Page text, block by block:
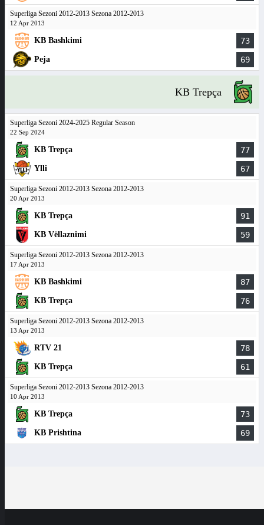
Superliga Sezoni 2012-2013 Sezona 2012-2013
12 Apr 2013
KB Bashkimi 73
Peja 69
KB Trepça
Superliga Sezoni 2024-2025 Regular Season
22 Sep 2024
KB Trepça 77
Ylli 67
Superliga Sezoni 2012-2013 Sezona 2012-2013
20 Apr 2013
KB Trepça 91
KB Vëllaznimi 59
Superliga Sezoni 2012-2013 Sezona 2012-2013
17 Apr 2013
KB Bashkimi 87
KB Trepça 76
Superliga Sezoni 2012-2013 Sezona 2012-2013
13 Apr 2013
RTV 21 78
KB Trepça 61
Superliga Sezoni 2012-2013 Sezona 2012-2013
10 Apr 2013
KB Trepça 73
KB Prishtina 69